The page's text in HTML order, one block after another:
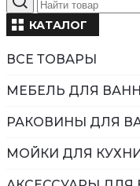
КАТАЛОГ
ВСЕ ТОВАРЫ
МЕБЕЛЬ ДЛЯ
РАКОВИНЫ ДЛЯ
МОЙКИ ДЛЯ